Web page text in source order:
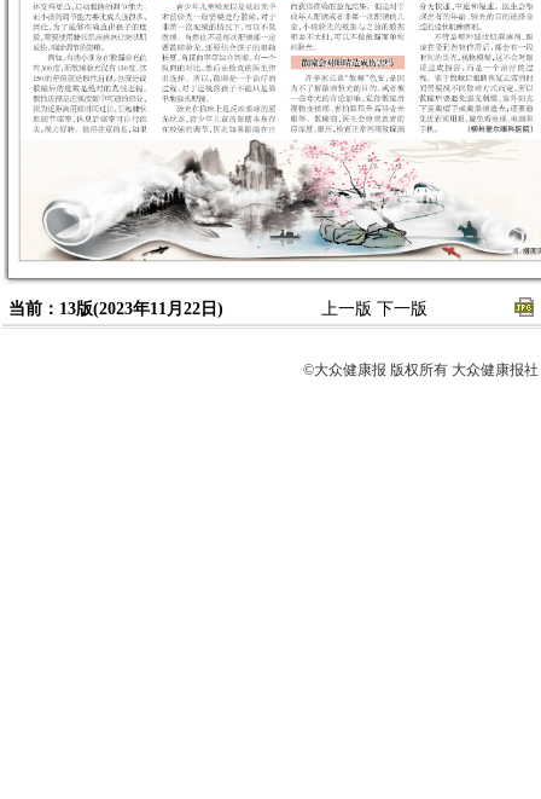
当前：13版(2023年11月22日) 上一版 下一版